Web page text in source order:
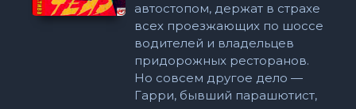
автостопом, держат в страхе
всех проезжающих по шоссе
водителей и владельцев
придорожных ресторанов.
Но совсем другое дело —
Гарри, бывший парашютист,